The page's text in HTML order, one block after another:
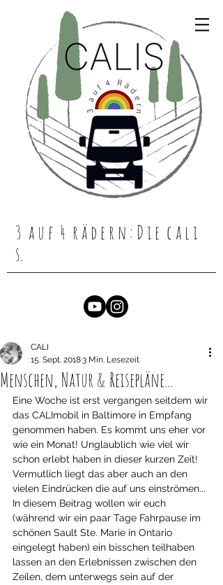
3 a u f 4 r ä d e r n : D i e c a l i
s.
Menschen, Natur & Reisepläne...
CALI
15. Sept. 20183 Min. Lesezeit
Eine Woche ist erst vergangen seitdem wir
das CALImobil in Baltimore in Empfang
genommen haben. Es kommt uns eher vor
wie ein Monat! Unglaublich wie viel wir
schon erlebt haben in dieser kurzen Zeit!
Vermutlich liegt das aber auch an den
vielen Eindrücken die auf uns einströmen...
In diesem Beitrag wollen wir euch
(während wir ein paar Tage Fahrpause im
schönen Sault Ste. Marie in Ontario
eingelegt haben) ein bisschen teilhaben
lassen an den Erlebnissen zwischen den
Zeilen, dem unterwegs sein auf der